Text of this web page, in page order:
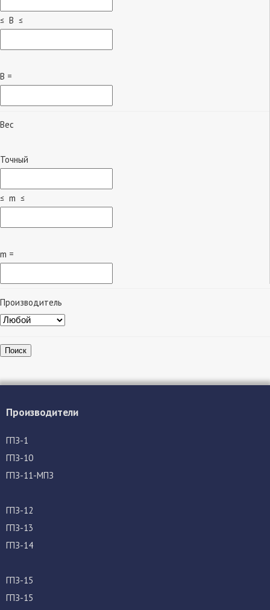
≤ B ≤
B =
Вес
Точный
≤ m ≤
m =
Производитель
Поиск
Производители
ГПЗ-1
ГПЗ-10
ГПЗ-11-МПЗ
ГПЗ-12
ГПЗ-13
ГПЗ-14
ГПЗ-15
ГПЗ-15